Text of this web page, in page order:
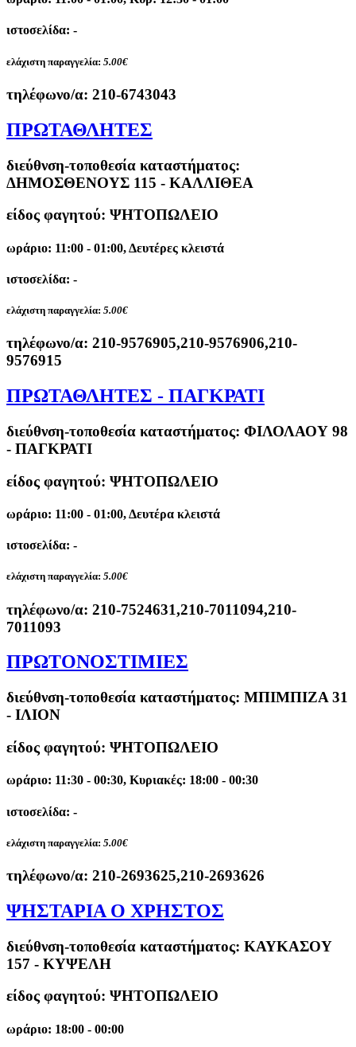
ιστοσελίδα: -
ελάχιστη παραγγελία: 5.00€
τηλέφωνο/α: 210-6743043
ΠΡΩΤΑΘΛΗΤΕΣ
διεύθνση-τοποθεσία καταστήματος:
ΔΗΜΟΣΘΕΝΟΥΣ 115 - ΚΑΛΛΙΘΕΑ
είδος φαγητού: ΨΗΤΟΠΩΛΕΙΟ
ωράριο: 11:00 - 01:00, Δευτέρες κλειστά
ιστοσελίδα: -
ελάχιστη παραγγελία: 5.00€
τηλέφωνο/α: 210-9576905,210-9576906,210-
9576915
ΠΡΩΤΑΘΛΗΤΕΣ - ΠΑΓΚΡΑΤΙ
διεύθνση-τοποθεσία καταστήματος: ΦΙΛΟΛΑΟΥ 98
- ΠΑΓΚΡΑΤΙ
είδος φαγητού: ΨΗΤΟΠΩΛΕΙΟ
ωράριο: 11:00 - 01:00, Δευτέρα κλειστά
ιστοσελίδα: -
ελάχιστη παραγγελία: 5.00€
τηλέφωνο/α: 210-7524631,210-7011094,210-
7011093
ΠΡΩΤΟΝΟΣΤΙΜΙΕΣ
διεύθνση-τοποθεσία καταστήματος: ΜΠΙΜΠΙΖΑ 31
- ΙΛΙΟΝ
είδος φαγητού: ΨΗΤΟΠΩΛΕΙΟ
ωράριο: 11:30 - 00:30, Κυριακές: 18:00 - 00:30
ιστοσελίδα: -
ελάχιστη παραγγελία: 5.00€
τηλέφωνο/α: 210-2693625,210-2693626
ΨΗΣΤΑΡΙΑ Ο ΧΡΗΣΤΟΣ
διεύθνση-τοποθεσία καταστήματος: ΚΑΥΚΑΣΟΥ
157 - ΚΥΨΕΛΗ
είδος φαγητού: ΨΗΤΟΠΩΛΕΙΟ
ωράριο: 18:00 - 00:00